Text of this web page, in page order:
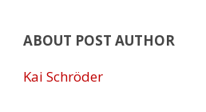
ABOUT POST AUTHOR
Kai Schröder